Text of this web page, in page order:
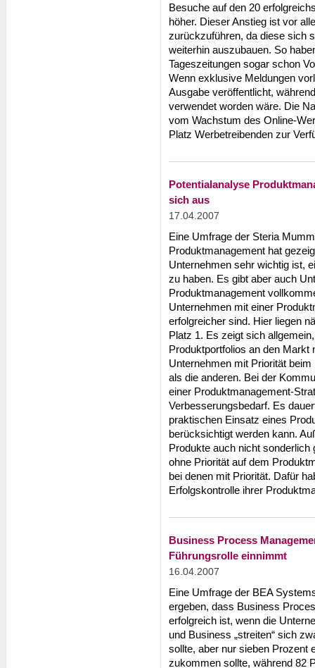
Besuche auf den 20
höher. Dieser Anstieg ist vor
zurückzuführen, da diese sich
weiterhin auszubauen. So
Tageszeitungen sogar schon
Wenn exklusive Meldungen
Ausgabe veröffentlicht,
verwendet worden wäre. Die
vom Wachstum des Online-
Platz Werbetreibenden zur
Potentialanalyse
sich aus
17.04.2007
Eine Umfrage der Steria
Produktmanagement hat
Unternehmen sehr wichtig ist,
zu haben. Es gibt aber auch
Produktmanagement
Unternehmen mit einer
erfolgreicher sind. Hier liegen
Platz 1. Es zeigt sich
Produktportfolios an den Markt
Unternehmen mit Priorität
als die anderen. Bei der
einer Produktmanagement-
Verbesserungsbedarf. Es
praktischen Einsatz eines
berücksichtigt werden kann.
Produkte auch nicht sonderlich
ohne Priorität auf dem
bei denen mit Priorität. Dafür
Erfolgskontrolle ihrer
Business Process
Führungsrolle einnimmt
16.04.2007
Eine Umfrage der BEA
ergeben, dass Business
erfolgreich ist, wenn die
und Business „streiten“ sich
sollte, aber nur sieben Prozent
zukommen sollte, während 82